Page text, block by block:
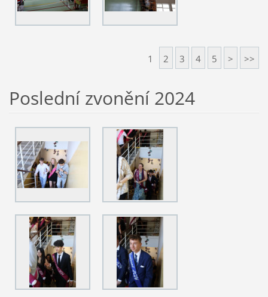
1 2 3 4 5 > >>
Poslední zvonění 2024